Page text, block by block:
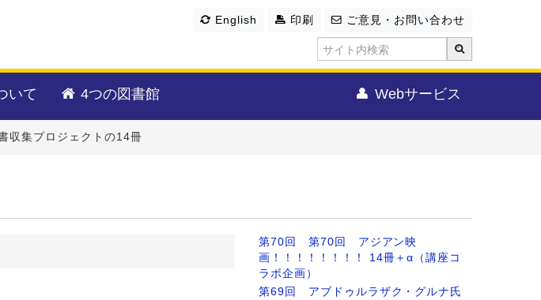
English 印刷 ご意見・お問い合わせ
いて 4つの図書館 Webサービス
収集プロジェクトの14冊
第70回 第70回 アジアン映
画！！！！！！！！ 14冊＋α（講座コ
ラボ企画）
第69回 アブドゥルラザク・グルナ氏